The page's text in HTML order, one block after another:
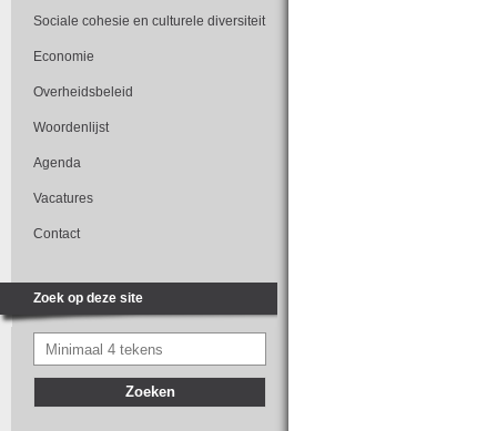
Sociale cohesie en culturele diversiteit
Economie
Overheidsbeleid
Woordenlijst
Agenda
Vacatures
Contact
Zoek op deze site